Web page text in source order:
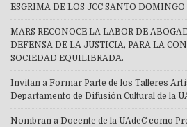
ESGRIMA DE LOS JCC SANTO DOMINGO
MARS RECONOCE LA LABOR DE
DEFENSA DE LA JUSTICIA, PARA LA
SOCIEDAD EQUILIBRADA.
Invitan a Formar Parte de los Talleres
Departamento de Difusión Cultural de la
Nombran a Docente de la UAdeC como